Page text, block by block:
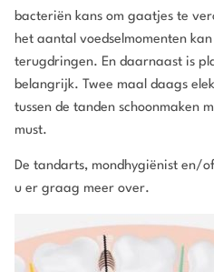
bacteriën kans om gaatjes te
het aantal voedselmomenten
terugdringen. En daarnaast is
belangrijk. Twee maal daags
tussen de tanden schoonmaken
must.
De tandarts, mondhygiënist en/
u er graag meer over.